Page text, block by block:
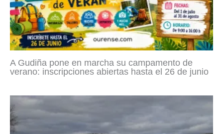
A Gudiña pone en marcha su campamento de
verano: inscripciones abiertas hasta el 26 de junio